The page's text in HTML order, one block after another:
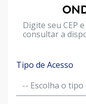
Digite seu CEP
consultar a
Tipo de Acesso